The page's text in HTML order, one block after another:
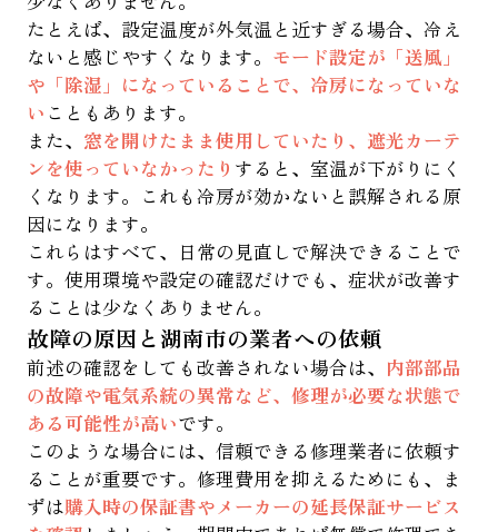
たとえば、設定温度が外気温と近すぎる場合、冷え
ないと感じやすくなります。 モード設定が「送風」
や「除湿」になっていることで、冷房になっていな
い こともあります。
また、 窓を開けたまま使用していたり、遮光カーテ
ンを使っていなかったり すると、室温が下がりにく
くなります。これも冷房が効かないと誤解される原
因になります。
これらはすべて、日常の見直しで解決できることで
す。使用環境や設定の確認だけでも、症状が改善す
ることは少なくありません。
故障の原因と湖南市の業者への依頼
前述の確認をしても改善されない場合は、 内部部品
の故障や電気系統の異常など、修理が必要な状態で
ある可能性が高いです。
このような場合には、信頼できる修理業者に依頼す
ることが重要です。修理費用を抑えるためにも、ま
ずは購入時の保証書やメーカーの延長保証サービス